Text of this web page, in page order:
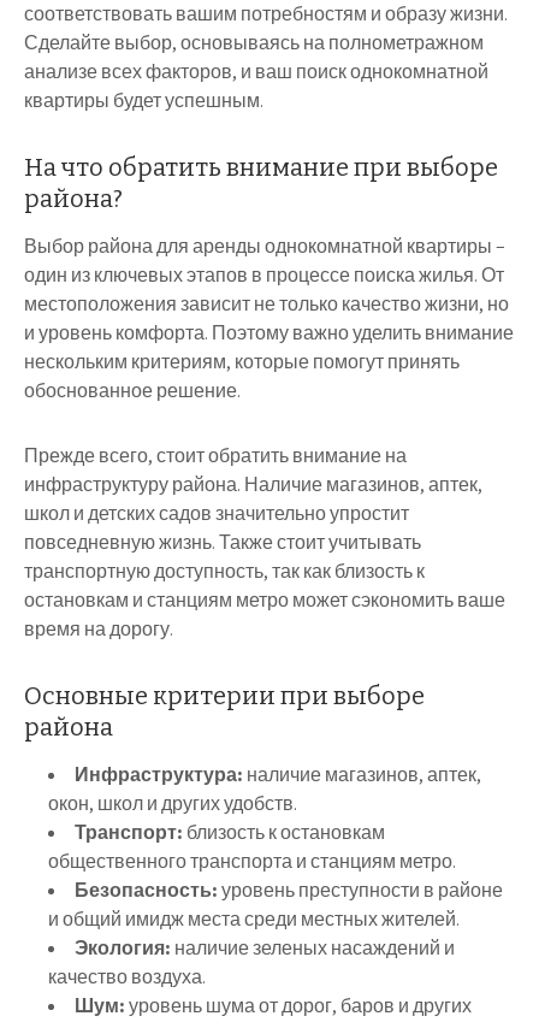
соответствовать вашим потребностям и образу жизни.
Сделайте выбор, основываясь на полнометражном
анализе всех факторов, и ваш поиск однокомнатной
квартиры будет успешным.
На что обратить внимание при выборе
района?
Выбор района для аренды однокомнатной квартиры –
один из ключевых этапов в процессе поиска жилья. От
местоположения зависит не только качество жизни, но
и уровень комфорта. Поэтому важно уделить внимание
нескольким критериям, которые помогут принять
обоснованное решение.
Прежде всего, стоит обратить внимание на
инфраструктуру района. Наличие магазинов, аптек,
школ и детских садов значительно упростит
повседневную жизнь. Также стоит учитывать
транспортную доступность, так как близость к
остановкам и станциям метро может сэкономить ваше
время на дорогу.
Основные критерии при выборе
района
Инфраструктура: наличие магазинов, аптек,
окон, школ и других удобств.
Транспорт: близость к остановкам
общественного транспорта и станциям метро.
Безопасность:уровень преступности в районе
и общий имидж места среди местных жителей.
Экология: наличие зеленых насаждений и
качество воздуха.
Шум:уровень шума от дорог, баров и других